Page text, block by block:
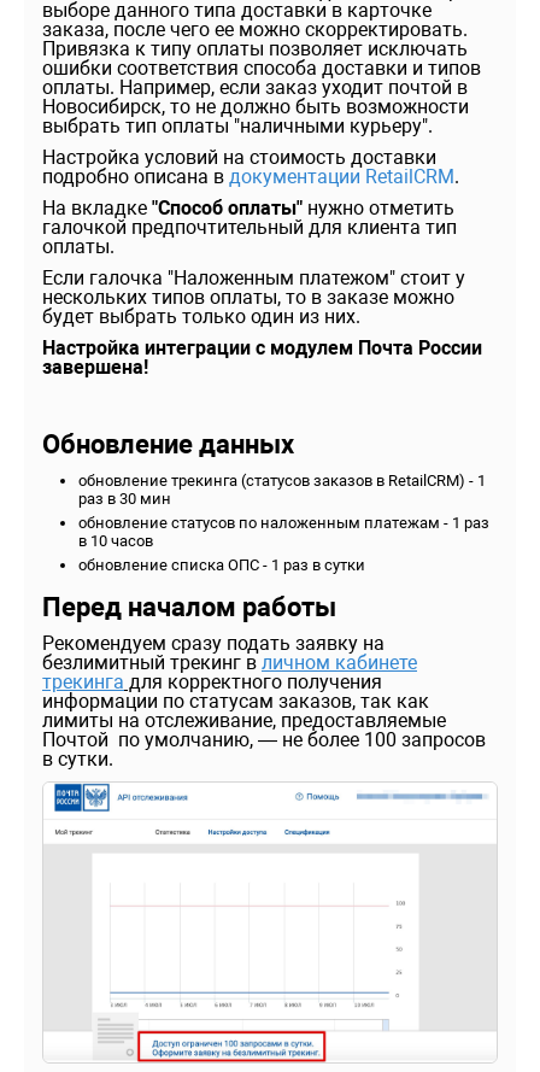
выборе данного типа доставки в карточке
заказа, после чего ее можно скорректировать.
Привязка к типу оплаты позволяет исключать
ошибки соответствия способа доставки и типов
оплаты. Например, если заказ уходит почтой в
Новосибирск, то не должно быть возможности
выбрать тип оплаты "наличными курьеру".
Настройка условий на стоимость доставки
подробно описана в документации RetailCRM.
На вкладке "Способ оплаты" нужно отметить
галочкой предпочтительный для клиента тип
оплаты.
Если галочка "Наложенным платежом" стоит у
нескольких типов оплаты, то в заказе можно
будет выбрать только один из них.
Настройка интеграции с модулем Почта России
завершена!
Обновление данных
обновление трекинга (статусов заказов в RetailCRM) - 1
раз в 30 мин
обновление статусов по наложенным платежам - 1 раз
в 10 часов
обновление списка ОПС - 1 раз в сутки
Перед началом работы
Рекомендуем сразу подать заявку на
безлимитный трекинг в личном кабинете
трекинга для корректного получения
информации по статусам заказов, так как
лимиты на отслеживание, предоставляемые
Почтой по умолчанию, — не более 100 запросов
в сутки.